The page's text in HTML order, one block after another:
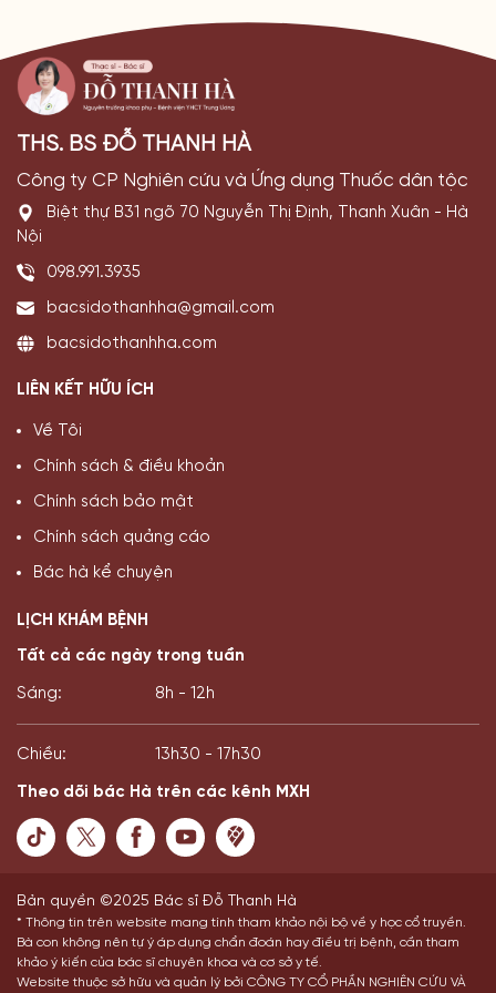
THS. BS ĐỖ THANH HÀ
Công ty CP Nghiên cứu và Ứng dụng Thuốc dân tộc
Biệt thự B31 ngõ 70 Nguyễn Thị Định, Thanh Xuân - Hà
Nội
098.991.3935
bacsidothanhha@gmail.com
bacsidothanhha.com
LIÊN KẾT HỮU ÍCH
Về Tôi
Chính sách & điều khoản
Chính sách bảo mật
Chính sách quảng cáo
Bác hà kể chuyện
LỊCH KHÁM BỆNH
Tất cả các ngày trong tuần
Sáng: 8h - 12h
Chiều: 13h30 - 17h30
Theo dõi bác Hà trên các kênh MXH
Bản quyền ©2025 Bác sĩ Đỗ Thanh Hà
* Thông tin trên website mang tính tham khảo nội bộ về y học cổ truyền.
Bà con không nên tự ý áp dụng chẩn đoán hay điều trị bệnh, cần tham
khảo ý kiến của bác sĩ chuyên khoa và cơ sở y tế.
Website thuộc sở hữu và quản lý bởi CÔNG TY CỔ PHẦN NGHIÊN CỨU VÀ